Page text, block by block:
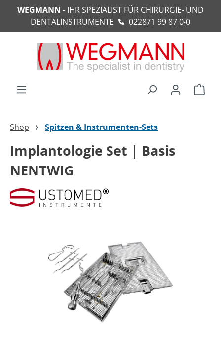
springen
WEGMANN - IHR SPEZIALIST FÜR CHIRURGIE- UND
DENTALINSTRUMENTE
022871 99 87 0-0
Shop Spitzen & Instrumenten-Sets
Implantologie Set | Basis
NENTWIG